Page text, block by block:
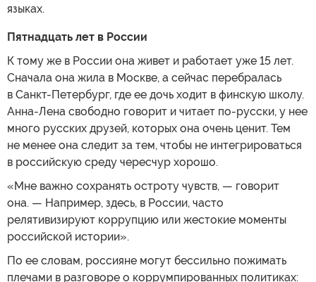
языках.
Пятнадцать лет в России
К тому же в России она живет и работает уже 15 лет.
Сначала она жила в Москве, а сейчас перебралась
в Санкт-Петербург, где ее дочь ходит в финскую школу.
Анна-Лена свободно говорит и читает по-русски, у нее
много русских друзей, которых она очень ценит. Тем
не менее она следит за тем, чтобы не интегрироваться
в российскую среду чересчур хорошо.
«Мне важно сохранять остроту чувств, — говорит
она. — Например, здесь, в России, часто
релятивизируют коррупцию или жестокие моменты
российской истории».
По ее словам, россияне могут бессильно пожимать
плечами в разговоре о коррумпированных политиках: